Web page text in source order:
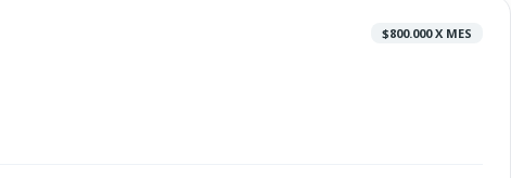
$800.000 X MES